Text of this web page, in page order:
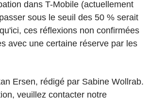
dans T-Mobile (actuellement
sous le seuil des 50 % serait
ces réflexions non confirmées
avec une certaine réserve par les
Ersen, rédigé par Sabine Wollrab.
veuillez contacter notre